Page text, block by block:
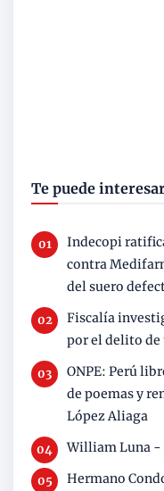
Te puede
Indecopi
contra
del suero
Fiscalía
por el delito
ONPE: Perú
de poemas y
López Aliaga
William Luna -
Hermano